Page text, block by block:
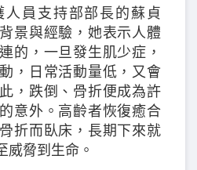
員支持部部長的蘇貞
景與經驗，她表示人體
的，一旦發生肌少症，
，日常活動量低，又會
，跌倒、骨折便成為許
意外。高齡者恢復癒合
折而臥床，長期下來就
威脅到生命。